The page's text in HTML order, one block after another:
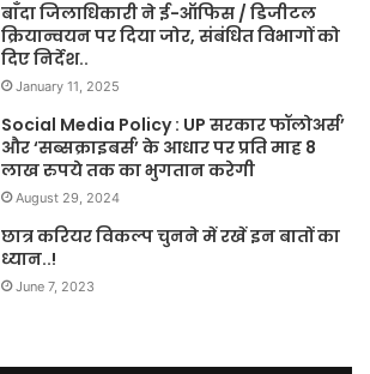
बाँदा जिलाधिकारी ने ई-ऑफिस / डिजीटल
क्रियान्वयन पर दिया जोर, संबंधित विभागों को
दिए निर्देश..
January 11, 2025
Social Media Policy : UP सरकार फॉलोअर्स’
और ‘सब्सक्राइबर्स’ के आधार पर प्रति माह 8
लाख रुपये तक का भुगतान करेगी
August 29, 2024
छात्र करियर विकल्प चुनने में रखें इन बातों का
ध्यान..!
June 7, 2023